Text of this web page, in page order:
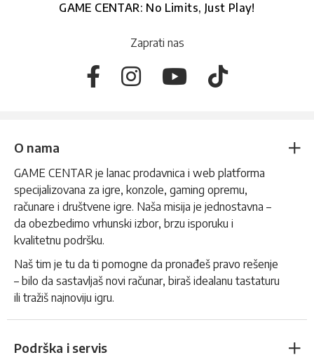
GAME CENTAR: No Limits, Just Play!
Zaprati nas
O nama
GAME CENTAR je lanac prodavnica i web platforma
specijalizovana za igre, konzole, gaming opremu,
računare i društvene igre. Naša misija je jednostavna –
da obezbedimo vrhunski izbor, brzu isporuku i
kvalitetnu podršku.
Naš tim je tu da ti pomogne da pronađeš pravo rešenje
– bilo da sastavljaš novi računar, biraš idealanu tastaturu
ili tražiš najnoviju igru.
Podrška i servis